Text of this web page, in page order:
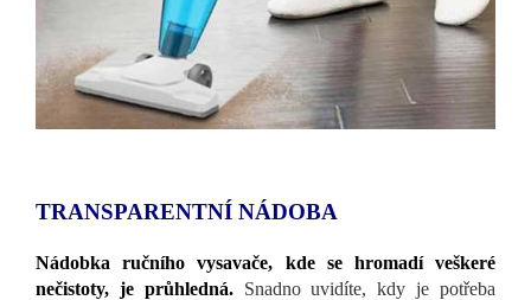
TRANSPARENTNÍ NÁDOBA
Nádobka ručního vysavače, kde se hromadí veškeré
nečistoty, je průhledná.Snadno uvidíte, kdy je potřeba